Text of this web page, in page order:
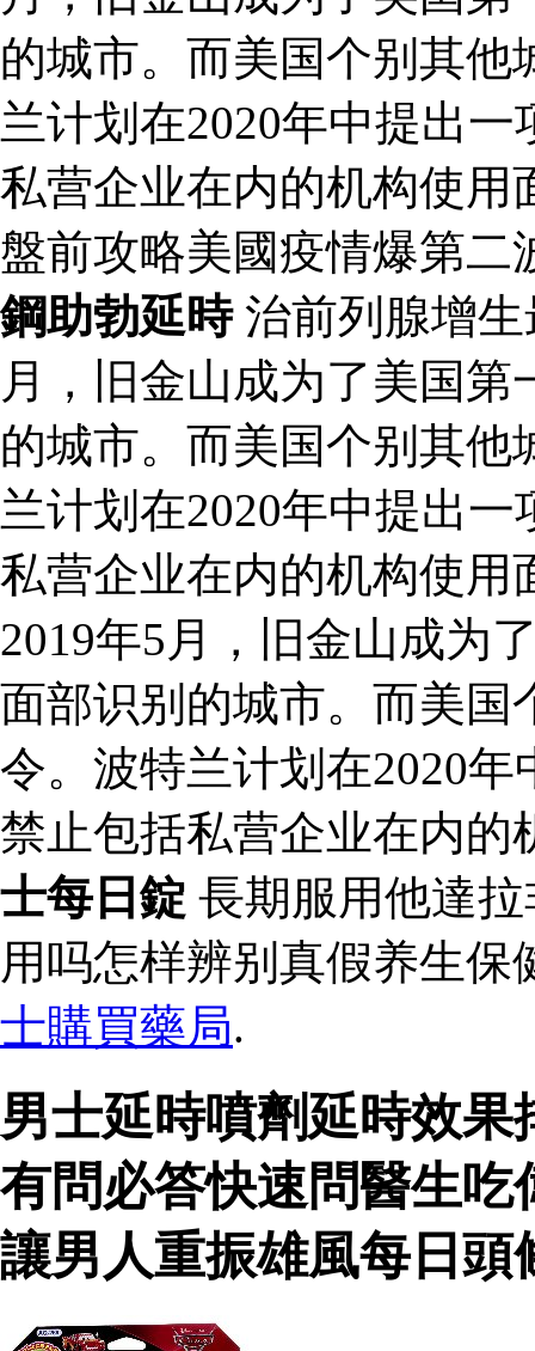
的城市。而美国个别其
兰计划在2020年中提出
私营企业在内的机构使
盤前攻略美國疫情爆第二
鋼助勃延時治前列腺增
月，旧金山成为了美国
的城市。而美国个别其
兰计划在2020年中提出
私营企业在内的机构使
2019年5月，旧金山成为
面部识别的城市。而美国
令。波特兰计划在2020
禁止包括私营企业在内
士每日錠 長期服用他達
用吗怎样辨别真假养生
士購買藥局.
男士延時噴劑延時效
有問必答快速問醫生
讓男人重振雄風每日頭